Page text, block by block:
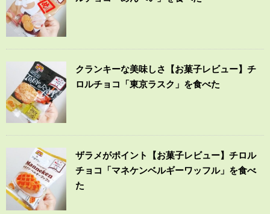
クランキーな美味しさ【お菓子レビュー】チ
ロルチョコ「東京ラスク」を食べた
ザラメがポイント【お菓子レビュー】チロル
チョコ「マネケンベルギーワッフル」を食べ
た